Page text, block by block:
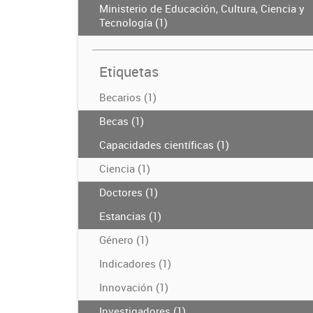
Ministerio de Educación, Cultura, Ciencia y
Tecnología (1)
Etiquetas
Becarios (1)
Becas (1)
Capacidades científicas (1)
Ciencia (1)
Doctores (1)
Estancias (1)
Género (1)
Indicadores (1)
Innovación (1)